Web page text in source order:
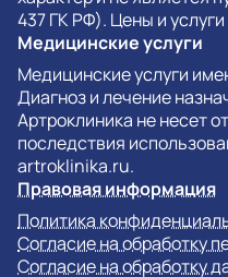
437 ГК РФ). Цены и
Медицинские услуги
Медицинские услуги
Диагноз и лечение
Артроклиника не несет
последствия
artroklinika.ru.
Правовая информация
Политика
Согласие на обработку
Согласие на обработку